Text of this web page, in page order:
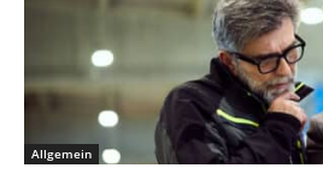
Allgemein